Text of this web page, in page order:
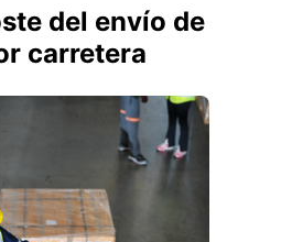
del envío de
carretera